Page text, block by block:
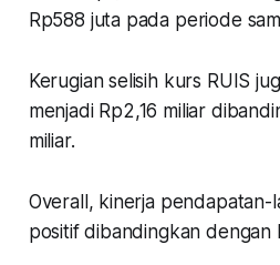
Rp588 juta pada periode
Kerugian selisih kurs RUIS
menjadi Rp2,16 miliar
miliar.
Overall, kinerja pendapatan-
positif dibandingkan dengan